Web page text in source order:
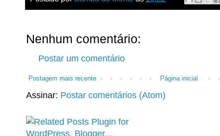
Nenhum comentário:
Postar um comentário
Postagem mais recente Página inicial
Assinar: Postar comentários (Atom)